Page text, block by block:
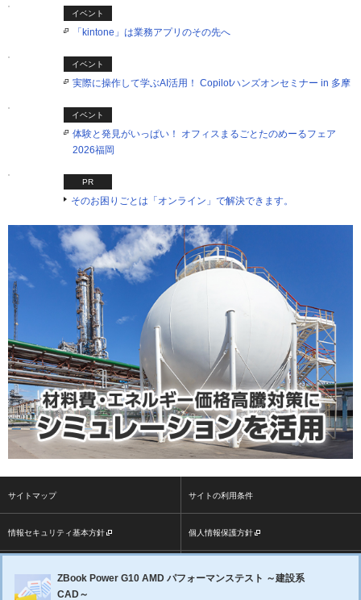
イベント
「kintone」は業務アプリのその先へ
イベント
実際に操作して学ぶAI活用！ Copilotハンズオンセミナー in 多摩
イベント
体験と発見がいっぱい！ オフィスまるごとたのめーるフェア
2026福岡
PR
そのお困りごとは「オンライン」で解決できます。
ZBook Power G10 AMD パフォーマンステスト ～建設系
CAD～
サイトマップ サイトの利用条件
情報セキュリティ基本方針 個人情報保護方針